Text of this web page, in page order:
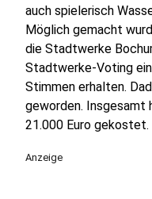
auch spielerisch
Möglich gemacht
die Stadtwerke
Stadtwerke-Voting
Stimmen erhalten.
geworden. Insgesamt
21.000 Euro gekostet.
Anzeige